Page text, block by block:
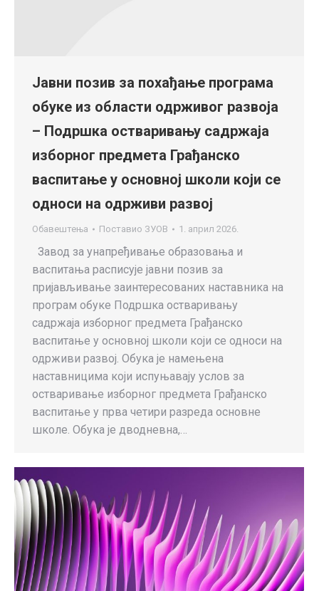
Јавни позив за похађање програма
обуке из области одрживог развоја
– Подршка остваривању садржаја
изборног предмета Грађанско
васпитање у основној школи који се
односи на одрживи развој
Обавештења Поставио ЗУОВ 1. април 2026.
Завод за унапређивање образовања и
васпитања расписује јавни позив за
пријављивање заинтересованих наставника на
програм обуке Подршка остваривању
садржаја изборног предмета Грађанско
васпитање у основној школи који се односи на
одрживи развој. Обука је намењена
наставницима који испуњавају услов за
остваривање изборног предмета Грађанско
васпитање у прва четири разреда основне
школе. Обука је дводневна,…